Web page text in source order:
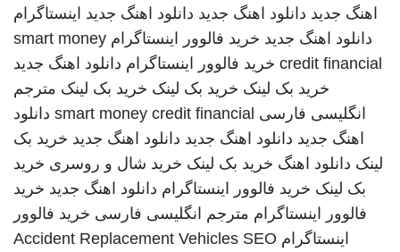
اهنگ جدید دانلود اهنگ جدید دانلود اهنگ جدید اینستاگرام
دانلود اهنگ جدید خرید فالوور اینستاگرام smart money
credit financial خرید فالوور اینستاگرام دانلود اهنگ جدید
خرید بک لینک خرید بک لینک خرید بک لینک مترجم
انگلیسی فارسی smart money credit financial دانلود
اهنگ جدید دانلود اهنگ جدید دانلود اهنگ جدید خرید بک
لینک دانلود اهنگ خرید بک لینک خرید شال و روسری خرید
بک لینک خرید فالوور اینستاگرام دانلود اهنگ جدید خرید
فالوور اینستاگرام مترجم انگلیسی فارسی خرید فالوور
اینستاگرام
Accident Replacement Vehicles SEO